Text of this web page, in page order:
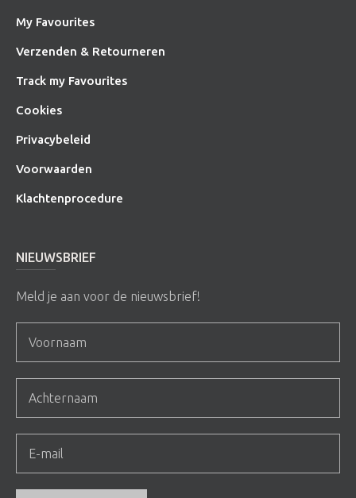
My Favourites
Verzenden & Retourneren
Track my Favourites
Cookies
Privacybeleid
Voorwaarden
Klachtenprocedure
NIEUWSBRIEF
Meld je aan voor de nieuwsbrief!